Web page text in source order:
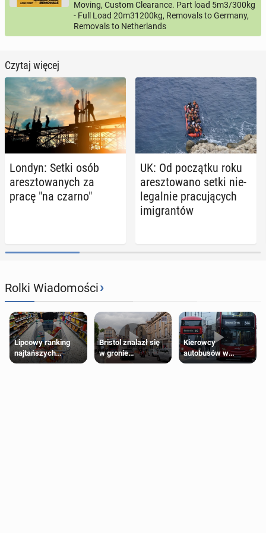
Moving, Custom Clearance. Part load 5m3/300kg
- Full Load 20m31200kg, Removals to Germany,
Removals to Netherlands
Czytaj więcej
Londyn: Setki osób
aresz­to­wa­nych za
pracę "na czarno"
UK: Od po­cząt­ku roku
aresz­to­wa­no setki nie­
le­gal­nie pra­cu­ją­cych
imi­gran­tów
Rolki Wiadomości›
Lipcowy ranking
najtańszych
supermarketów
Bristol znalazł się
w gronie
najlepszych
Kierowcy
autobusów w
Londynie